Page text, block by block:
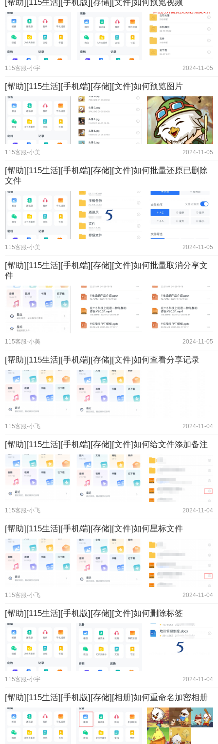
[帮助][115生活][手机版][存储][文件]如何预览视频
115客服-小宇 2024-11-05
[帮助][115生活][手机端][存储][文件]如何预览图片
115客服-小美 2024-11-05
[帮助][115生活][手机端][存储][文件]如何批量还原已删除
文件
115客服-小美 2024-11-05
[帮助][115生活][手机端][存储][文件]如何批量取消分享文
件
115客服-小美 2024-11-05
[帮助][115生活][手机端][存储][文件]如何查看分享记录
115客服-小飞 2024-11-04
[帮助][115生活][手机端][存储][文件]如何给文件添加备注
115客服-小飞 2024-11-04
[帮助][115生活][手机端][存储][文件]如何星标文件
115客服-小飞 2024-11-04
[帮助][115生活][手机版][存储][文件]如何删除标签
115客服-小宇 2024-11-04
[帮助][115生活][手机版][存储][相册]如何重命名加密相册